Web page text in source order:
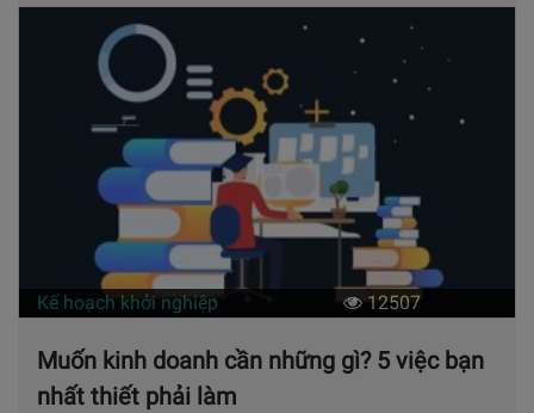
Kế hoạch khởi nghiệp 12507
Muốn kinh doanh cần những gì? 5 việc bạn
nhất thiết phải làm